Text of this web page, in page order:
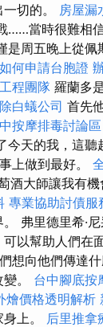
切的。 房屋漏
……當時很難相
是周五晚上從
如何申請台胞證
程團隊 羅蘭多
白蟻公司 首先
按摩排毒討論區
天的我，這
上做到最好。
酒大師讓我有
專業協助討債服
弗里德里希·
以幫助人們在
想向他們傳達
。 台中腳底按
燴價格透明解析
上。 后里推拿